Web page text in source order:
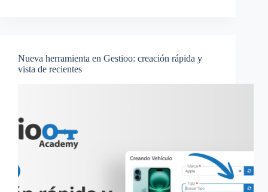
Nueva herramienta en Gestioo: creación rápida y
vista de recientes